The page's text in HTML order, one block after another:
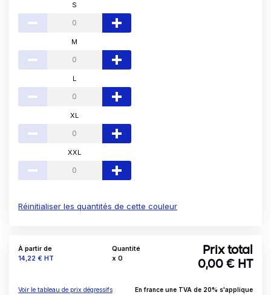
S
M
L
XL
XXL
Réinitialiser les quantités de cette couleur
À partir de
Prix
14,22 € HT
Quantité
x 0
Prix total
0,00 € HT
Voir le tableau de prix dégressifs En france une TVA de 20% s'applique